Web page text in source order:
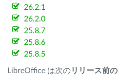
26.2.1
26.2.0
25.8.7
25.8.6
25.8.5
LibreOffice は次のリリース前の